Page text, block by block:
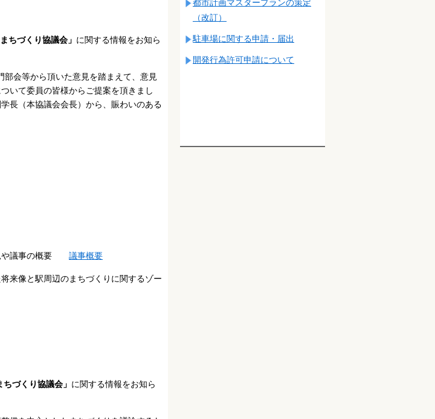
ちづくり協議会」 に関する情報をお知ら
部会等から頂いた意見を踏まえて、意見
いて委員の皆様からご提案を頂きまし
長（本協議会会長）から、賑わいのある
や議事の概要 議事概要
来像と駅周辺のまちづくりに関するゾー
づくり協議会」 に関する情報をお知ら
都市計画マスタープランの策定
（改訂）
駐車場に関する申請・届出
開発行為許可申請について